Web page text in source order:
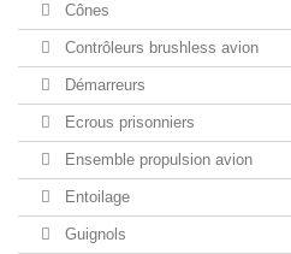
Cônes
Contrôleurs brushless avion
Démarreurs
Ecrous prisonniers
Ensemble propulsion avion
Entoilage
Guignols